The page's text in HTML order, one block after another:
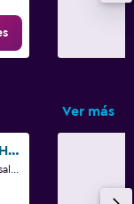
Ver más
Rome Marriott Park Hotel